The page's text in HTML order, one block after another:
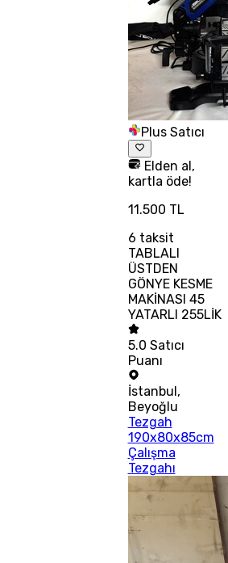
Plus Satıcı
Elden al,
kartla öde!
11.500 TL
6 taksit
TABLALI
ÜSTDEN
GÖNYE KESME
MAKİNASI 45
YATARLI 255LİK
5.0 Satıcı
Puanı
İstanbul,
Beyoğlu
Tezgah
190x80x85cm
Çalışma
Tezgahı